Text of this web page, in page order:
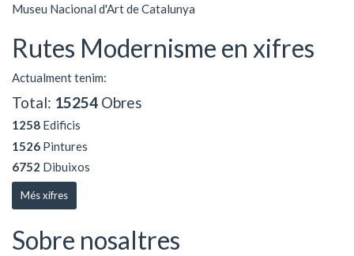
Museu Nacional d'Art de Catalunya
Rutes Modernisme en xifres
Actualment tenim:
Total: 15254 Obres
1258 Edificis
1526 Pintures
6752 Dibuixos
Més xifres
Sobre nosaltres